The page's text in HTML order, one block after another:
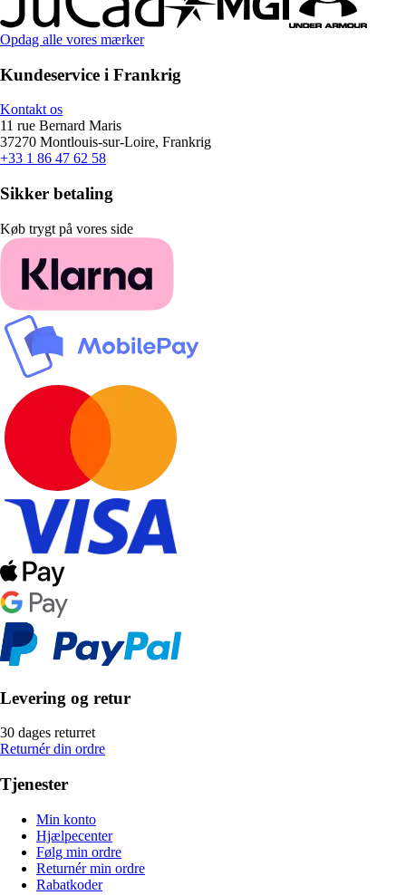
Opdag alle vores mærker
Kundeservice i Frankrig
Kontakt os
11 rue Bernard Maris
37270 Montlouis-sur-Loire, Frankrig
+33 1 86 47 62 58
Sikker betaling
Køb trygt på vores side
Levering og retur
30 dages returret
Returnér din ordre
Tjenester
Min konto
Hjælpecenter
Følg min ordre
Returnér min ordre
Rabatkoder